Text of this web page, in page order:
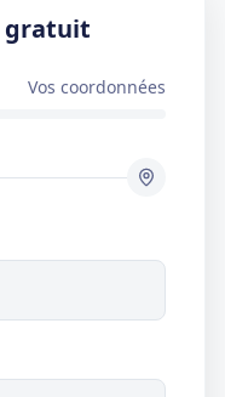
gratuit
Vos coordonnées